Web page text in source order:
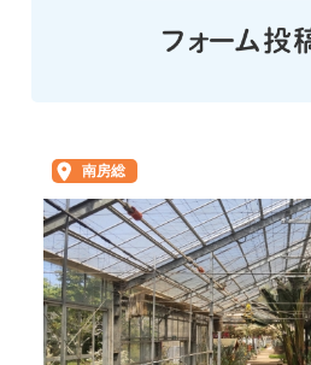
南房総